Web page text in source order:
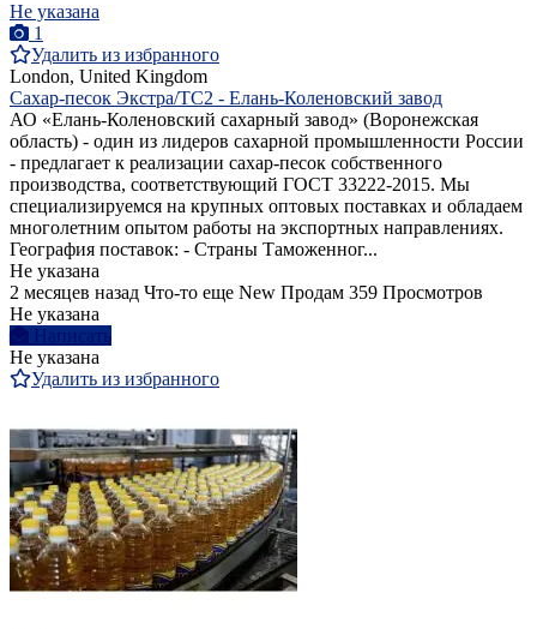
Не указана
1
Удалить из избранного
London, United Kingdom
Сахар-песок Экстра/ТС2 - Елань-Коленовский завод
АО «Елань-Коленовский сахарный завод» (Воронежская
область) - один из лидеров сахарной промышленности России
- предлагает к реализации сахар-песок собственного
производства, соответствующий ГОСТ 33222-2015. Мы
специализируемся на крупных оптовых поставках и обладаем
многолетним опытом работы на экспортных направлениях.
География поставок: - Страны Таможенног...
Не указана
2 месяцев назад Что-то еще New Продам 359 Просмотров
Не указана
Написать
Не указана
Удалить из избранного